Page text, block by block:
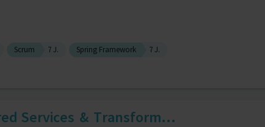
Scrum 7 J. Spring Framework
7 J.
Services & Transform...